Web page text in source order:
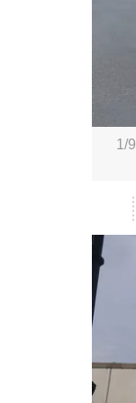
1/9